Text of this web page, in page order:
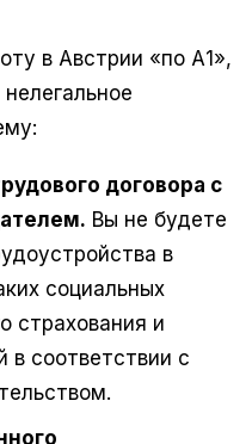
в Австрии «по А1»,
договора с
Вы не будете
в
социальных
страхования и
в соответствии с